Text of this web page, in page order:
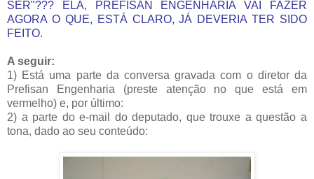
SER"??? ELA, PREFISAN ENGENHARIA VAI FAZER
AGORA O QUE, ESTÁ CLARO, JÁ DEVERIA TER SIDO
FEITO.
A seguir:
1) Está uma parte da conversa gravada com o diretor da
Prefisan Engenharia (preste atenção no que está em
vermelho) e, por último:
2) a parte do e-mail do deputado, que trouxe a questão a
tona, dado ao seu conteúdo: